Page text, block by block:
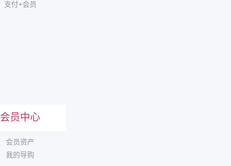
支付+会员
会员中心
会员资产
我的导购